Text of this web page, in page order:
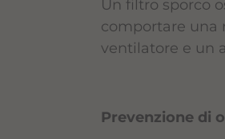
Un filtro sporco
comportare una
ventilatore e un
Prevenzione di